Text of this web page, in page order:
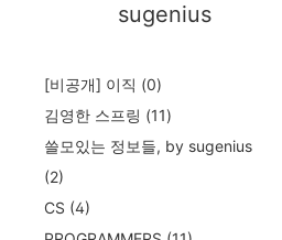
sugenius
[비공개] 이직 (0)
김영한 스프링 (11)
쓸모있는 정보들, by sugenius
(2)
CS (4)